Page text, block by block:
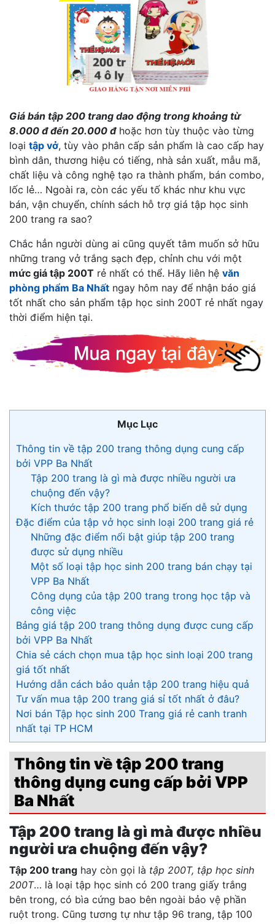
Giá bán tập 200 trang dao động trong khoảng từ
8.000 đ đến 20.000 đhoặc hơn tùy thuộc vào từng
loại tập vở, tùy vào phân cấp sản phẩm là cao cấp hay
bình dân, thương hiệu có tiếng, nhà sản xuất, mẫu mã,
chất liệu và công nghệ tạo ra thành phẩm, bán combo,
lốc lẻ… Ngoài ra, còn các yếu tố khác như khu vực
bán, vận chuyển, chính sách hỗ trợ giá tập học sinh
200 trang ra sao?
Chắc hẳn người dùng ai cũng quyết tâm muốn sở hữu
những trang vở trắng sạch đẹp, chỉnh chu với một
mức giá tập 200T rẻ nhất có thể. Hãy liên hệ văn
phòng phẩm Ba Nhất ngay hôm nay để nhận báo giá
tốt nhất cho sản phẩm tập học sinh 200T rẻ nhất ngay
thời điểm hiện tại.
Mục Lục
Thông tin về tập 200 trang thông dụng cung cấp
bởi VPP Ba Nhất
Tập 200 trang là gì mà được nhiều người ưa
chuộng đến vậy?
Kích thước tập 200 trang phổ biến dễ sử dụng
Đặc điểm của tập vở học sinh loại 200 trang giá rẻ
Những đặc điểm nổi bật giúp tập 200 trang
được sử dụng nhiều
Một số loại tập học sinh 200 trang bán chạy tại
VPP Ba Nhất
Công dụng của tập 200 trang trong học tập và
công việc
Bảng giá tập 200 trang thông dụng được cung cấp
bởi VPP Ba Nhất
Chia sẻ cách chọn mua tập học sinh loại 200 trang
giá tốt nhất
Hướng dẫn cách bảo quản tập 200 trang hiệu quả
Tư vấn mua tập 200 trang giá sỉ tốt nhất ở đâu?
Nơi bán Tập học sinh 200 Trang giá rẻ canh tranh
nhất tại TP HCM
Thông tin về tập 200 trang
thông dụng cung cấp bởi VPP
Ba Nhất
Tập 200 trang là gì mà được nhiều
người ưa chuộng đến vậy?
Tập 200 trang hay còn gọi là tập 200T, tập học sinh
200T… là loại tập học sinh có 200 trang giấy trắng
bên trong, có bìa cứng bao bên ngoài bảo vệ phần
ruột trong. Cũng tương tự như tập 96 trang, tập 100